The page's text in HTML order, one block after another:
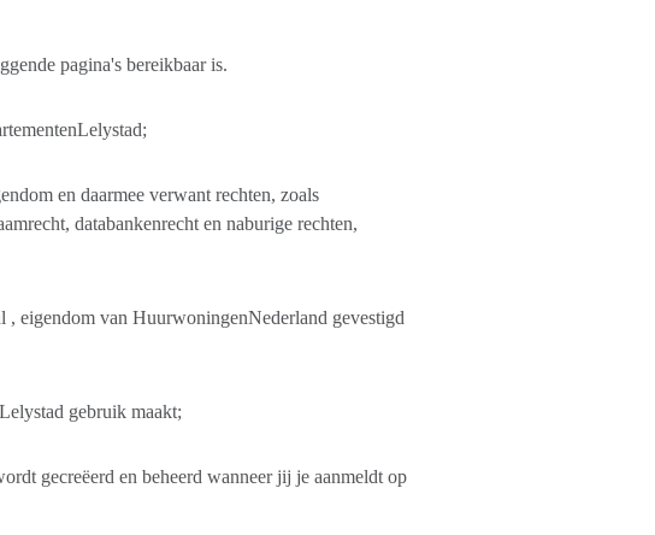
pagina's bereikbaar is.
en daarmee verwant rechten, zoals
databankenrecht en naburige rechten,
eigendom van HuurwoningenNederland gevestigd
gebruik maakt;
gecreëerd en beheerd wanneer jij je aanmeldt op